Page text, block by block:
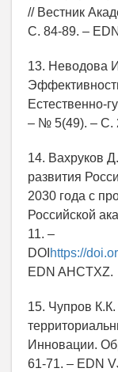
// Вестник
С. 84-89. –
13. Неводова
Естественно-
– № 5(49). – С.
14. Вахруков
развития
2030 года с
Российской
11. –
DOI https://
EDN AHCTXZ.
15. Чупров
Инновации.
61-71. – EDN